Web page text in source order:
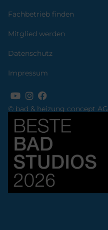
© bad & heizung concept AG
Fachbetrieb finden
Mitglied werden
Datenschutz
Impressum